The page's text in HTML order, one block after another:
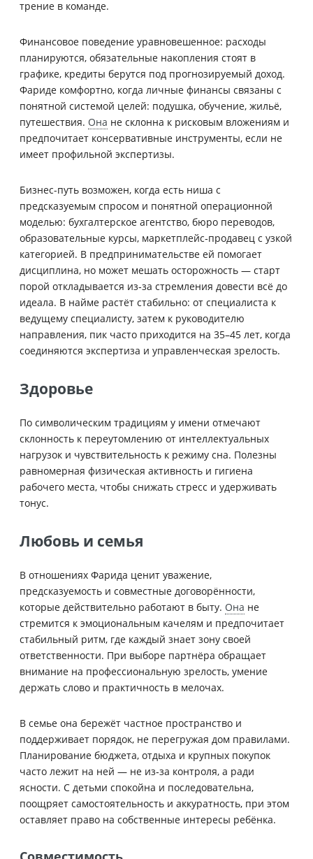
трение в команде.
Финансовое поведение уравновешенное: расходы
планируются, обязательные накопления стоят в
графике, кредиты берутся под прогнозируемый доход.
Фариде комфортно, когда личные финансы связаны с
понятной системой целей: подушка, обучение, жильё,
путешествия. Она не склонна к рисковым вложениям и
предпочитает консервативные инструменты, если не
имеет профильной экспертизы.
Бизнес-путь возможен, когда есть ниша с
предсказуемым спросом и понятной операционной
моделью: бухгалтерское агентство, бюро переводов,
образовательные курсы, маркетплейс‑продавец с узкой
категорией. В предпринимательстве ей помогает
дисциплина, но может мешать осторожность — старт
порой откладывается из‑за стремления довести всё до
идеала. В найме растёт стабильно: от специалиста к
ведущему специалисту, затем к руководителю
направления, пик часто приходится на 35–45 лет, когда
соединяются экспертиза и управленческая зрелость.
Здоровье
По символическим традициям у имени отмечают
склонность к переутомлению от интеллектуальных
нагрузок и чувствительность к режиму сна. Полезны
равномерная физическая активность и гигиена
рабочего места, чтобы снижать стресс и удерживать
тонус.
Любовь и семья
В отношениях Фарида ценит уважение,
предсказуемость и совместные договорённости,
которые действительно работают в быту. Она не
стремится к эмоциональным качелям и предпочитает
стабильный ритм, где каждый знает зону своей
ответственности. При выборе партнёра обращает
внимание на профессиональную зрелость, умение
держать слово и практичность в мелочах.
В семье она бережёт частное пространство и
поддерживает порядок, не перегружая дом правилами.
Планирование бюджета, отдыха и крупных покупок
часто лежит на ней — не из‑за контроля, а ради
ясности. С детьми спокойна и последовательна,
поощряет самостоятельность и аккуратность, при этом
оставляет право на собственные интересы ребёнка.